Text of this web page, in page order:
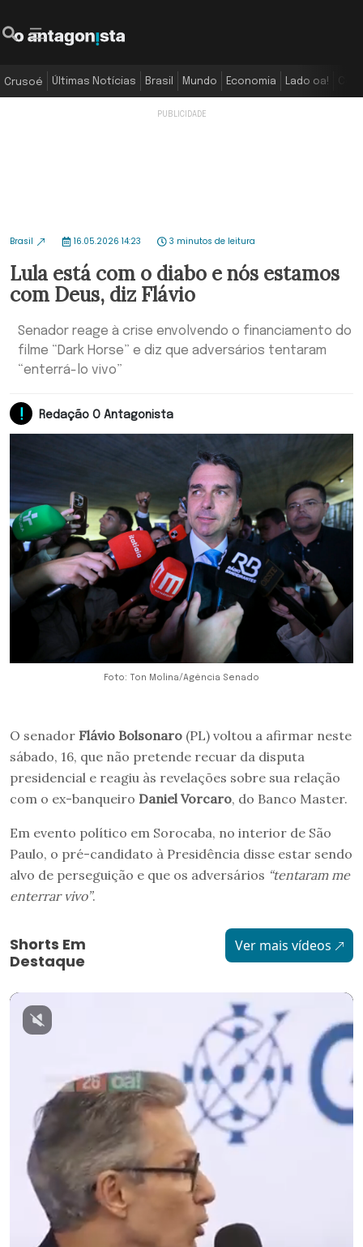
Crusoé Últimas Notícias Brasil Mundo Economia Lado oa!
Brasil 16.05.2026 14:23 3 minutos de leitura
Lula está com o diabo e nós estamos
com Deus, diz Flávio
Senador reage à crise envolvendo o financiamento do
filme “Dark Horse” e diz que adversários tentaram
“enterrá-lo vivo”
Redação O Antagonista
Foto: Ton Molina/Agência Senado
O senador Flávio Bolsonaro (PL) voltou a afirmar neste
sábado, 16, que não pretende recuar da disputa
presidencial e reagiu às revelações sobre sua relação
com o ex-banqueiro Daniel Vorcaro, do Banco Master.
Em evento político em Sorocaba, no interior de São
Paulo, o pré-candidato à Presidência disse estar sendo
alvo de perseguição e que os adversários “tentaram me
enterrar vivo”.
Shorts Em
Destaque
Ver mais vídeos